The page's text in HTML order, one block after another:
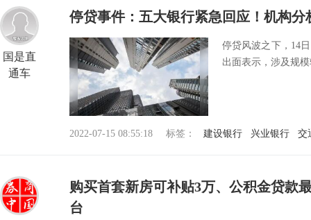
国是直
通车
停贷事件：五大银行紧急回应！机构
停贷风波之下，14
出面表示，涉及规
2022-07-15 08:55:18 标签： 建设银行 兴业银行 交
购买首套新房可补贴3万、公积金贷款
台